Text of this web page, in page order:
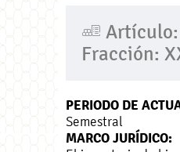
Fracción:
PERIODO DE
Semestral
MARCO JURÍDICO: